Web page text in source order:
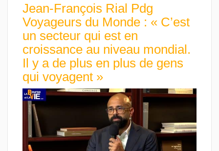
Jean-François Rial Pdg
Voyageurs du Monde : « C’est
un secteur qui est en
croissance au niveau mondial.
Il y a de plus en plus de gens
qui voyagent »